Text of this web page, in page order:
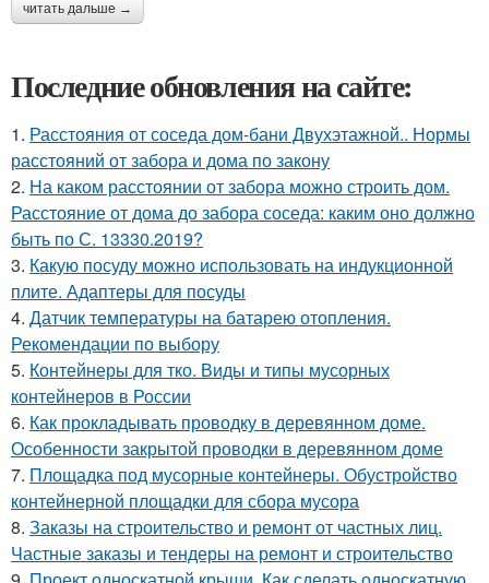
читать дальше →
Последние обновления на сайте:
1. Расстояния от соседа дом-бани Двухэтажной.. Нормы
расстояний от забора и дома по закону
2. На каком расстоянии от забора можно строить дом.
Расстояние от дома до забора соседа: каким оно должно
быть по С. 13330.2019?
3. Какую посуду можно использовать на индукционной
плите. Адаптеры для посуды
4. Датчик температуры на батарею отопления.
Рекомендации по выбору
5. Контейнеры для тко. Виды и типы мусорных
контейнеров в России
6. Как прокладывать проводку в деревянном доме.
Особенности закрытой проводки в деревянном доме
7. Площадка под мусорные контейнеры. Обустройство
контейнерной площадки для сбора мусора
8. Заказы на строительство и ремонт от частных лиц.
Частные заказы и тендеры на ремонт и строительство